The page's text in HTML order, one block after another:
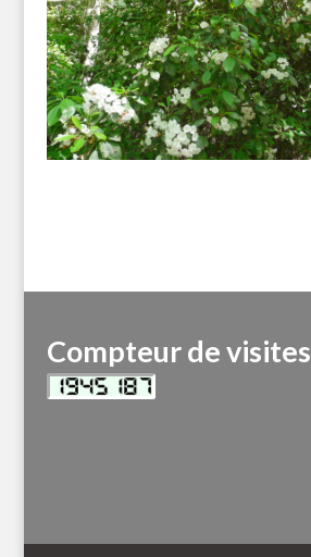
Compteur de visites